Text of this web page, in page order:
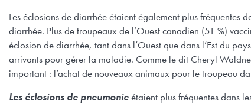
Les éclosions de diarrhée étaient également plus
diarrhée. Plus de troupeaux de l’Ouest canadien (51 %)
éclosion de diarrhée, tant dans l’Ouest que dans l’Est du
arrivants pour gérer la maladie. Comme le dit Cheryl
important : l’achat de nouveaux animaux pour le troupeau
Les éclosions de pneumonieétaient plus fréquentes dans